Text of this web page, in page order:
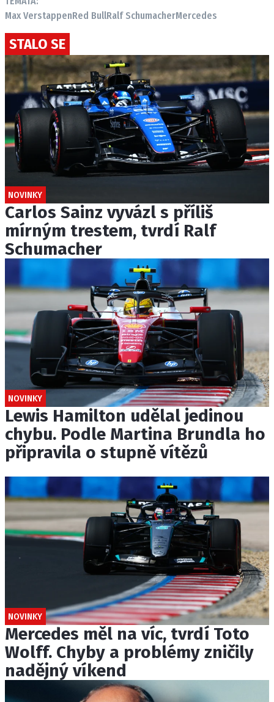
Max VerstappenRed BullRalf SchumacherMercedes
STALO SE
NOVINKY
Carlos Sainz vyvázl s příliš
mírným trestem, tvrdí Ralf
Schumacher
NOVINKY
Lewis Hamilton udělal jedinou
chybu. Podle Martina Brundla ho
připravila o stupně vítězů
NOVINKY
Mercedes měl na víc, tvrdí Toto
Wolff. Chyby a problémy zničily
nadějný víkend